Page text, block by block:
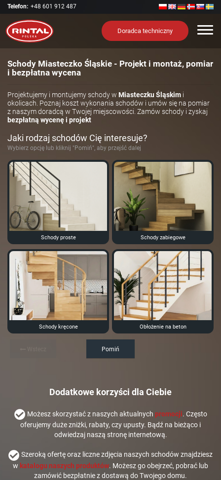
Telefon: +48 601 912 487
Doradca techniczny
Schody Miasteczko Śląskie - Projekt i montaż, pomiar
i bezpłatna wycena
Projektujemy i montujemy schody w Miasteczku Śląskim i
okolicach. Poznaj koszt wykonania schodów i umów się na pomiar
z naszym doradcą w Twojej miejscowości. Zamów schody i zyskaj
bezpłatną wycenę i projekt
Jaki rodzaj schodów Cię interesuje?
Wybierz opcję lub kliknij "Pomiń", aby przejść dalej
Schody proste Schody zabiegowe
Schody kręcone Obłożenie na beton
Pomiń
Dodatkowe korzyści dla Ciebie
Możesz skorzystać z naszych aktualnych promocji. Często
oferujemy duże zniżki, rabaty, czy upusty. Bądź na bieżąco i
odwiedzaj naszą stronę internetową.
Szeroką ofertę oraz liczne zdjęcia naszych schodów znajdziesz
w katalogu naszych produktów. Możesz go obejrzeć, pobrać lub
zamówić bezpłatnie z dostawą do Twojego domu.